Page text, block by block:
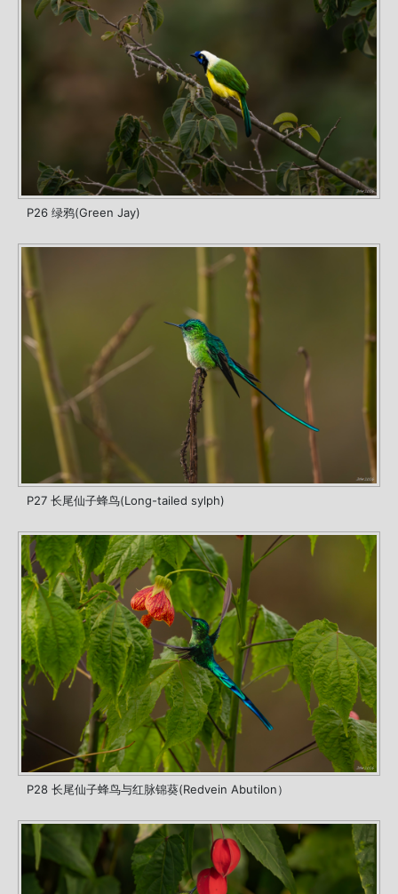
P26 绿鸦(Green Jay)
P27 长尾仙子蜂鸟(Long-tailed sylph)
P28 长尾仙子蜂鸟与红脉锦葵(Redvein Abutilon）